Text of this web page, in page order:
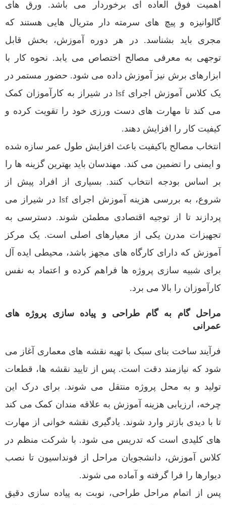
اهمیت فوق العاده ای برخوردار می باشد. ورق های
گالوانیزه و پیچ های سرمته دار متریال هایی هستند که
مجری باید بشناسد. در هر دوره آموزش، بخش قابل
توجهی به معرفی مصالح اختصاص می یابد. نحوه کار با
ابزارهای برش نیز آموزش داده می شود. حضور مستمر در
یک کلاس آموزش اجرای lsf در شیراز به کارآموزان کمک
می کند تا مهارت های دست ورزی خود را تقویت کرده و
کیفیت کار را افزایش دهند.
انتخاب مصالح باکیفیت باعث افزایش طول عمر سازه شده
و ایمنی را تضمین می کند. مهندسان باید بهترین گزینه ها را
بر اساس بودجه انتخاب کنند. بسیاری از افراد پیش از
شروع، به بررسی هزینه آموزش اجرای lsf در شیراز می
پردازند تا از توجیه اقتصادی مطمئن شوند. دسترسی به
تجهیزات مدرن یکی از معیارهای اصلی است. یک مرکز
آموزش که دارای کارگاه های مجهز باشد، محیطی ایده آل
برای شبیه سازی پروژه ها فراهم کرده و اعتماد به نفس
کارآموزان را بالا می برد.
مراحل گام به گام طراحی و پیاده سازی پروژه های
عمرانی
فرآیند ساخت بنای سبک با تهیه نقشه های معماری آغاز می
شود که نیازمند دقت است. پس از تایید نقشه ها، قطعات
تولید و به محل پروژه منتقل می شوند. برای درک این
چرخه، ارزیابی هزینه آموزش به علاقه مندان کمک می کند
تا با دیدی بازتر وارد شوند. یادگیری نقشه خوانی از مهارت
های کلیدی است که تدریس می شود. با شرکت منظم در
کلاس آموزش، دانشجویان مراحل از فونداسیون تا نصب
دیوارها را فرا گرفته و آماده می شوند.
پس از اتمام مراحل طراحی، نوبت به پیاده سازی دقیق